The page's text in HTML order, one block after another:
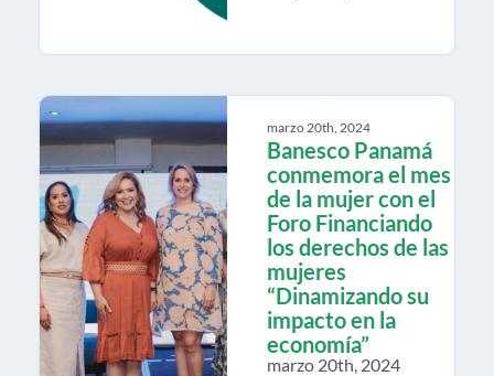
marzo 20th, 2024
Banesco Panamá
conmemora el mes
de la mujer con el
Foro Financiando
los derechos de las
mujeres
“Dinamizando su
impacto en la
economía”
marzo 20th, 2024